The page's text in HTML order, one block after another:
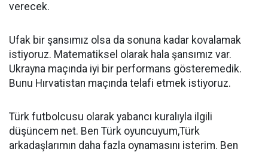
verecek.
Ufak bir şansımız olsa da sonuna kadar kovalamak
istiyoruz. Matematiksel olarak hala şansımız var.
Ukrayna maçında iyi bir performans gösteremedik.
Bunu Hırvatistan maçında telafi etmek istiyoruz.
Türk futbolcusu olarak yabancı kuralıyla ilgili
düşüncem net. Ben Türk oyuncuyum,Türk
arkadaşlarımın daha fazla oynamasını isterim. Ben